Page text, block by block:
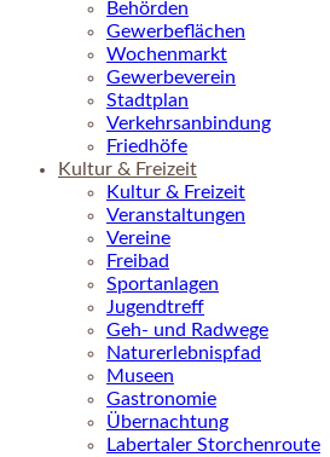
Behörden
Gewerbeflächen
Wochenmarkt
Gewerbeverein
Stadtplan
Verkehrsanbindung
Friedhöfe
Kultur & Freizeit
Kultur & Freizeit
Veranstaltungen
Vereine
Freibad
Sportanlagen
Jugendtreff
Geh- und Radwege
Naturerlebnispfad
Museen
Gastronomie
Übernachtung
Labertaler Storchenroute